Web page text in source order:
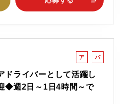
ア
バ
イ
パ
ドライバーとして活躍し
◆週2日～1日4時間～で